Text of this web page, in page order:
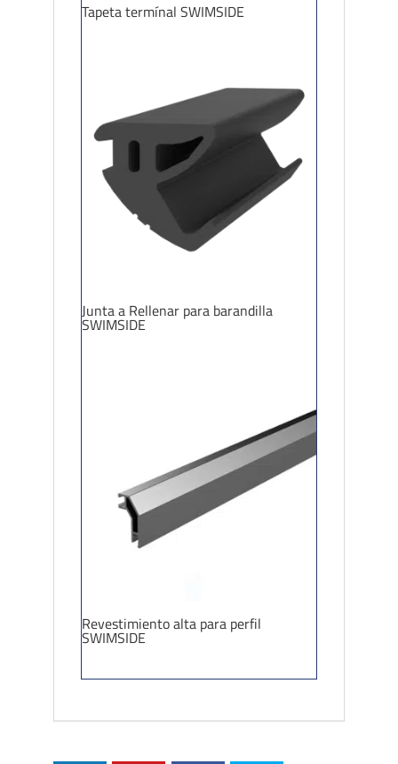
Tapeta termínal SWIMSIDE
Junta a Rellenar para barandilla
SWIMSIDE
Revestimiento alta para perfil
SWIMSIDE